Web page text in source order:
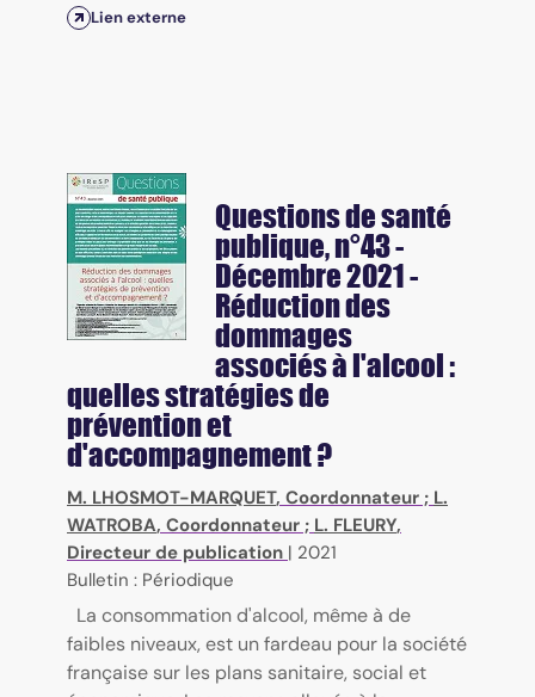
Lien externe
Questions de santé
publique, n°43 -
Décembre 2021 -
Réduction des
dommages
associés à l'alcool :
quelles stratégies de
prévention et
d'accompagnement ?
M. LHOSMOT-MARQUET, Coordonnateur ; L.
WATROBA, Coordonnateur ; L. FLEURY,
Directeur de publication | 2021
Bulletin : Périodique
La consommation d'alcool, même à de
faibles niveaux, est un fardeau pour la société
française sur les plans sanitaire, social et